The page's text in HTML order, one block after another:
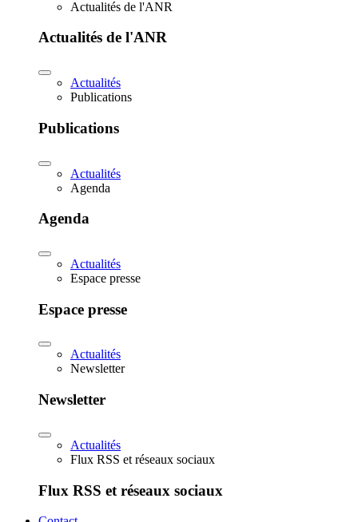
Actualités de l'ANR
Actualités de l'ANR
Actualités
Publications
Publications
Actualités
Agenda
Agenda
Actualités
Espace presse
Espace presse
Actualités
Newsletter
Newsletter
Actualités
Flux RSS et réseaux sociaux
Flux RSS et réseaux sociaux